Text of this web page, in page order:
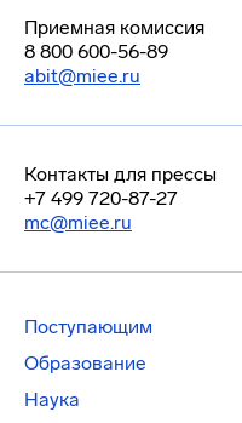
Приемная комиссия
8 800 600-56-89
abit@miee.ru
Контакты для прессы
+7 499 720-87-27
mc@miee.ru
Поступающим
Образование
Наука